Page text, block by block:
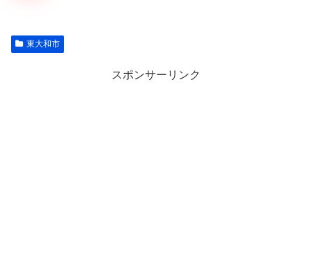
東大和市
スポンサーリンク